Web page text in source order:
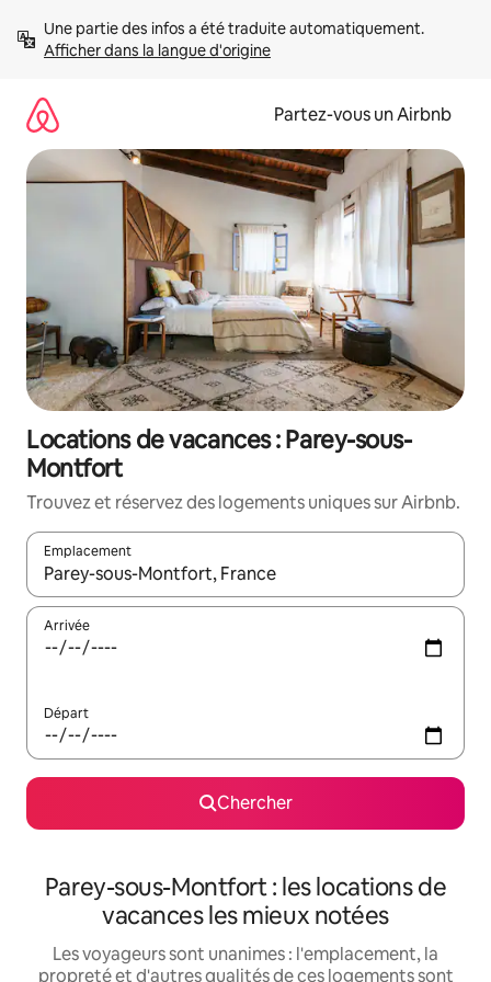
directement
Afficher dans la langue d'origine
Partez-vous un Airbnb
Locations de vacances : Parey-sous-
Montfort
Trouvez et réservez des logements uniques sur Airbnb.
Emplacement
Quand les résultats sont affichés, parcourez-les en utilisant
Arrivée
Départ
Chercher
Parey-sous-Montfort : les locations de
vacances les mieux notées
Les voyageurs sont unanimes : l'emplacement, la
propreté et d'autres qualités de ces logements sont